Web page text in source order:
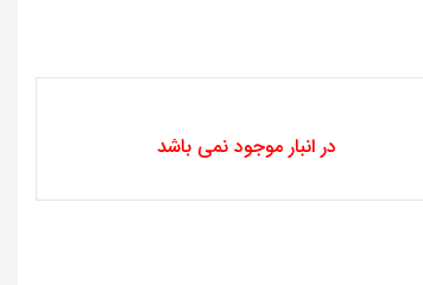
در انبار موجود نمی باشد